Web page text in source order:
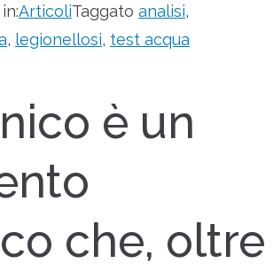
ArticoliTaggato analisi,
, legionellosi, test acqua
è un
che, oltre